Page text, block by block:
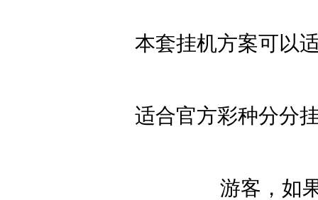
本套挂机方案可以
适合官方彩种分分
游客，如